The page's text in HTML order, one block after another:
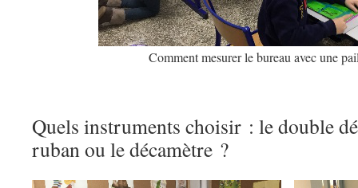
Comment mesurer le bureau avec une
Quels instruments choisir : le double
ruban ou le décamètre ?